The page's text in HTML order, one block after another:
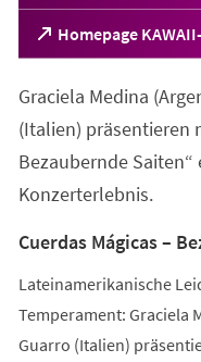
Homepage
(Öffnet
in
neuen
Tab)
Graciela Medina
(Italien) präsentieren
Bezaubernde
Konzerterlebnis.
Cuerdas Mágicas –
Lateinamerikanische
Temperament: Graciela
Guarro (Italien)